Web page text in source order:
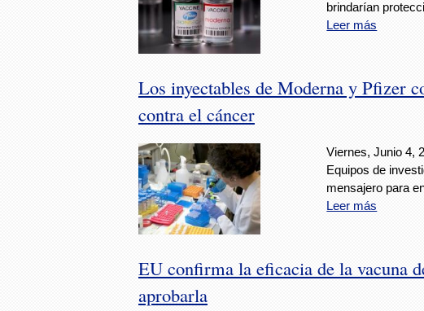
brindarían
Leer más
Los inyectables de Moderna y Pfizer
contra el cáncer
Viernes, Junio 4,
Equipos de
mensajero para
Leer más
EU confirma la eficacia de la vacuna
aprobarla